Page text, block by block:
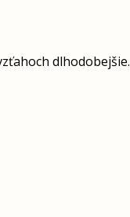
dlhodobejšie.